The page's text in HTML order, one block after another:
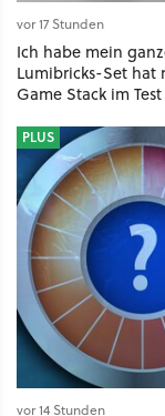
vor 17 Stunden
Ich habe mein
Lumibricks-Set
Game Stack im Test
PLUS
vor 14 Stunden